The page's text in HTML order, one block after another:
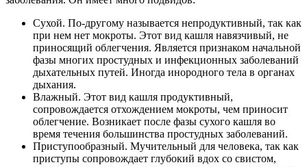
Сухой. По-другому называется непродуктивный, так как
при нем нет мокроты. Этот вид кашля навязчивый, не
приносящий облегчения. Является признаком начальной
фазы многих простудных и инфекционных заболеваний
дыхательных путей. Иногда инородного тела в органах
дыхания.
Влажный. Этот вид кашля продуктивный,
сопровождается отхождением мокроты, чем приносит
облегчение. Возникает после фазы сухого кашля во
время течения большинства простудных заболеваний.
Приступообразный. Мучительный для человека, так как
приступы сопровождает глубокий вдох со свистом,